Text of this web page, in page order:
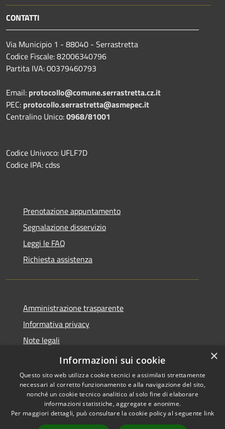
CONTATTI
Via Municipio 1 - 88040 - Serrastretta
Codice Fiscale: 82006340796
Partita IVA: 00379460793
Email: protocollo@comune.serrastretta.cz.it
PEC: protocollo.serrastretta@asmepec.it
Centralino Unico:0968/81001
Codice Univoco: UFLF7D
Codice IPA: cdss
Prenotazione appuntamento
Segnalazione disservizio
Leggi le FAQ
Richiesta assistenza
Amministrazione trasparente
Informativa privacy
Note legali
Dichiarazione di accessibilità
Accessibilità
Copyright © 2026 • Comune di
Serrastretta • Powered by
×
Informazioni sui cookie
Questo sito web utilizza cookie tecnici e assimilati strettamente
necessari al corretto funzionamento e alla navigazione del sito,
nonché un cookie tecnico analitico al solo fine di elaborare
informazioni statistiche, aggregate e anonime.
Per maggiori dettagli, può consultare la cookie policy al seguente link